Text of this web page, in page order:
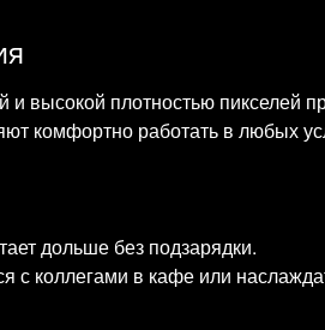
высокой плотностью
комфортно работать в любых
дольше без подзарядки.
с коллегами в кафе или